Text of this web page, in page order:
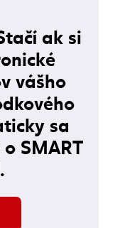
ak si
vášho
sa
SMART